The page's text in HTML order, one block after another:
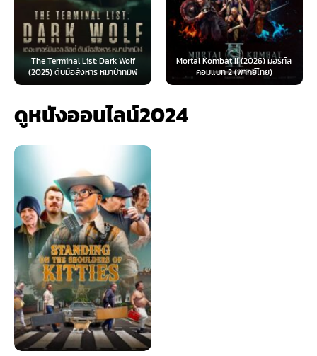
The Terminal List: Dark Wolf
(2025) ดับมือสังหาร หมาป่าทมิฬ
Mortal Kombat II (2026) มอร์ทัล
คอมแบท 2 (พากย์ไทย)
ดูหนังออนไลน์2024